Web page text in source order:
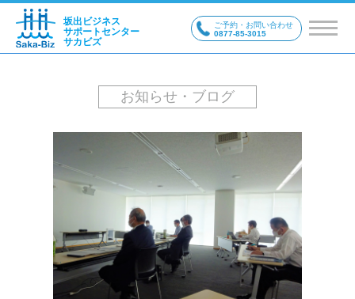
坂出ビジネス
サポートセンター
サカビズ
ご予約・お問い合わせ
0877-85-3015
お知らせ・ブログ